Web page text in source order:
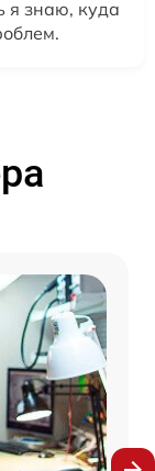
я знаю, куда